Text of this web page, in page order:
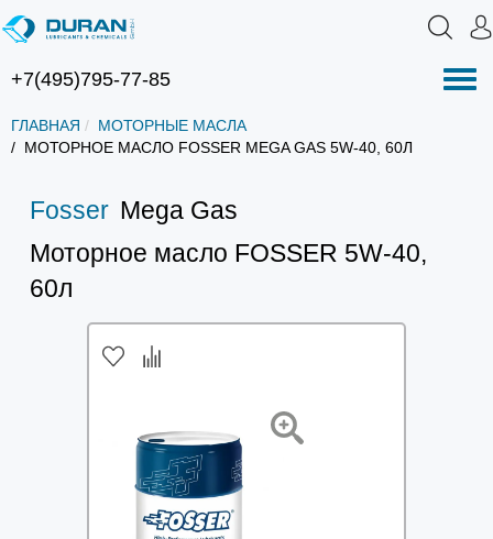
+7(495)795-77-85
ГЛАВНАЯ
МОТОРНЫЕ МАСЛА
МОТОРНОЕ МАСЛО FOSSER MEGA GAS 5W-40, 60Л
Fosser Mega Gas
Моторное масло FOSSER 5W-40,
60л